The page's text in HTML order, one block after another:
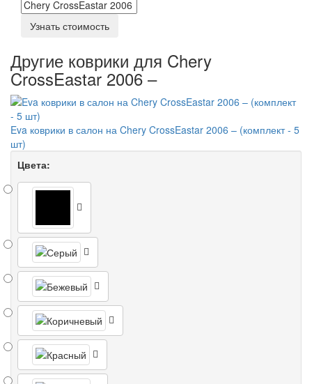
Узнать стоимость
Другие коврики для Chery
CrossEastar 2006 –
Eva коврики в салон на Chery CrossEastar 2006 – (комплект - 5
шт)
Цвета: